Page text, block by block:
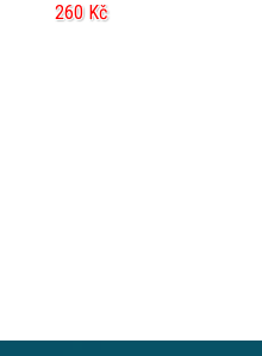
260 Kč